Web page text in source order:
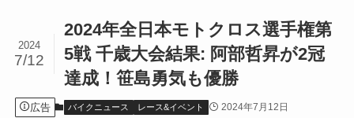
2024年全日本モトクロス選手権第
5戦 千歳大会結果: 阿部哲昇が2冠
達成！笹島勇気も優勝
2024
7/12
広告 バイクニュース レース&イベント 2024年7月12日